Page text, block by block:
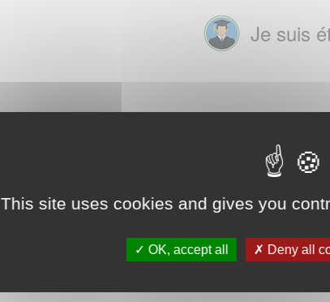
This site uses cookies and gives you
OK, accept all Deny all
Je suis